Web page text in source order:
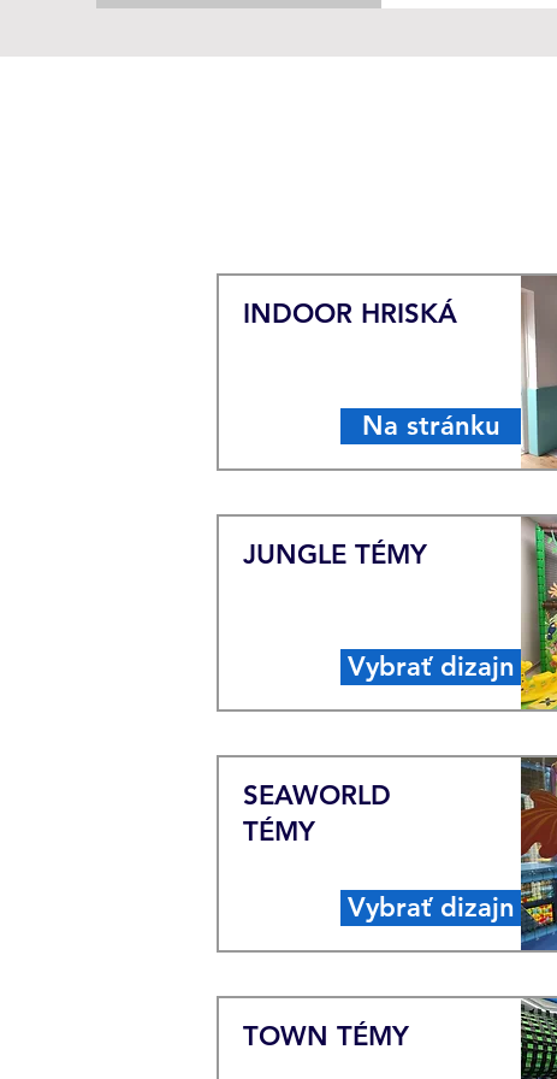
INDOOR HRISKÁ
Na stránku
JUNGLE TÉMY
Vybrať dizajn
SEAWORLD
TÉMY
Vybrať dizajn
TOWN TÉMY